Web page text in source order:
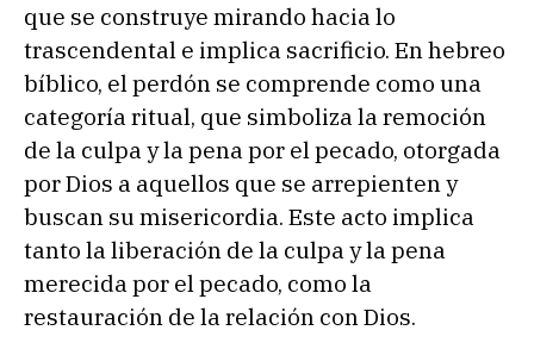
que se construye mirando hacia lo
trascendental e implica sacrificio. En hebreo
bíblico, el perdón se comprende como una
categoría ritual, que simboliza la remoción
de la culpa y la pena por el pecado, otorgada
por Dios a aquellos que se arrepienten y
buscan su misericordia. Este acto implica
tanto la liberación de la culpa y la pena
merecida por el pecado, como la
restauración de la relación con Dios.